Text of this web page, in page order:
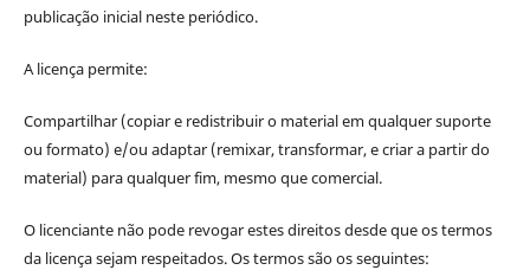
publicação inicial neste periódico.
A licença permite:
Compartilhar (copiar e redistribuir o material em qualquer suporte
ou formato) e/ou adaptar (remixar, transformar, e criar a partir do
material) para qualquer fim, mesmo que comercial.
O licenciante não pode revogar estes direitos desde que os termos
da licença sejam respeitados. Os termos são os seguintes: